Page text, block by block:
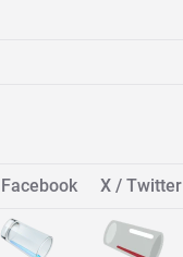
Facebook X / Twitter